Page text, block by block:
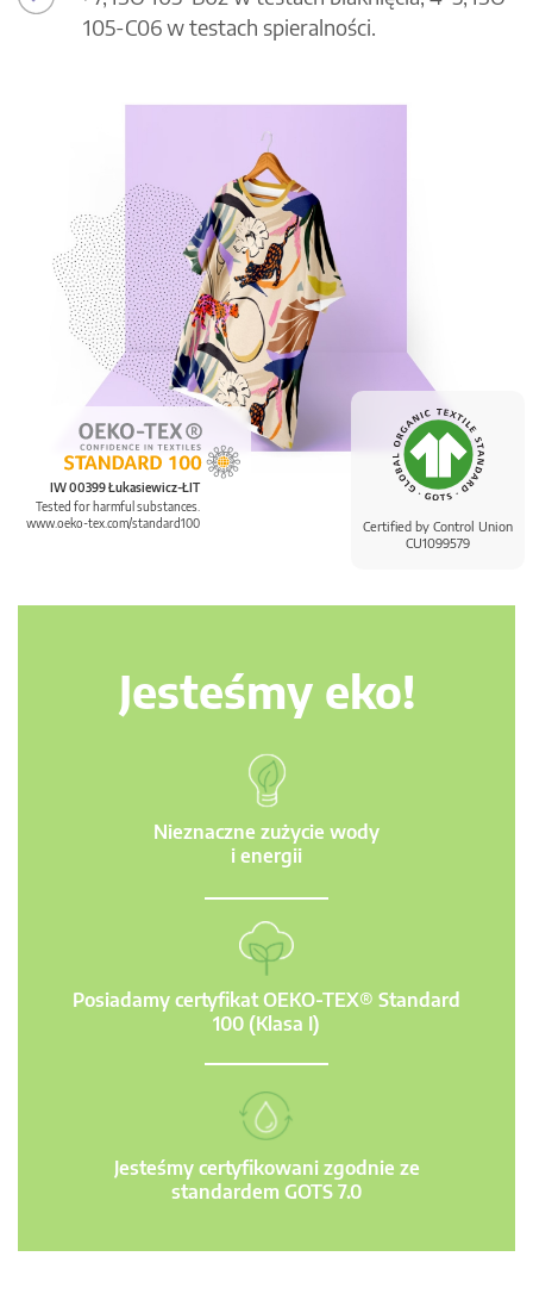
Certified by Control Union
CU1099579
IW 00399 Łukasiewicz-ŁIT
Tested for harmful substances.
www.oeko-tex.com/standard100
105-C06 w testach spieralności.
Jesteśmy eko!
Nieznaczne zużycie wody
i energii
Posiadamy certyfikat OEKO-TEX® Standard
100 (Klasa I)
Jesteśmy certyfikowani zgodnie ze
standardem GOTS 7.0